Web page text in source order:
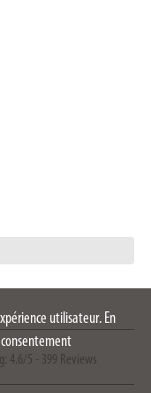
4.6/5 - 399 Reviews
utilisateur. En